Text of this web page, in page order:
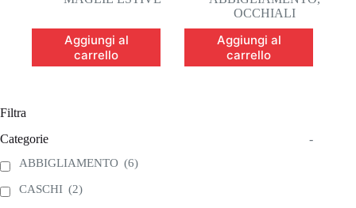
95,80€.
49,00€.
Aggiungi al
carrello
originale
era:
168,00€.
attuale
è:
109,20€.
OCCHIALI
Aggiungi al
carrello
Filtra
Categorie
-
ABBIGLIAMENTO (6)
CASCHI (2)